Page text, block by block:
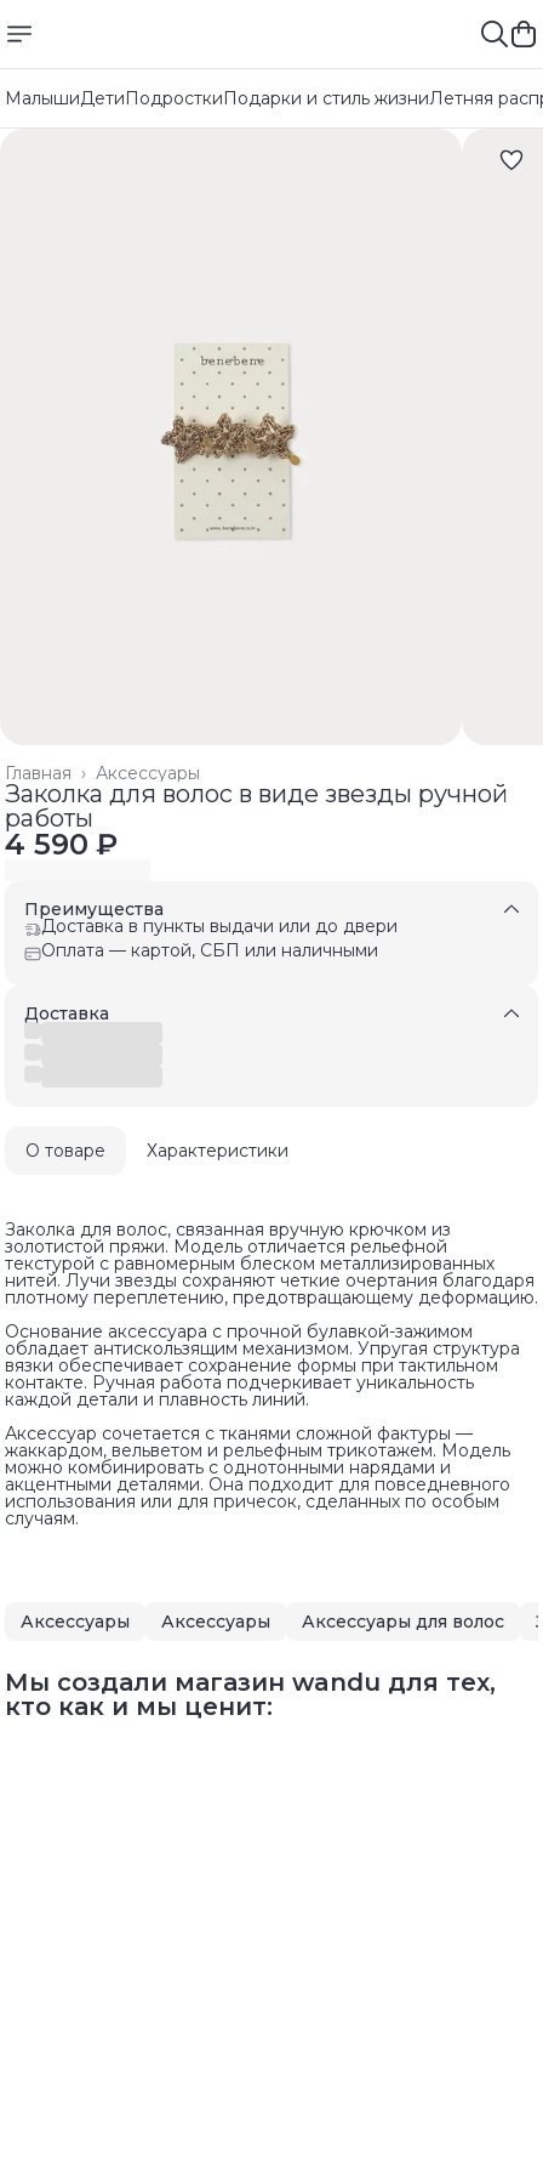
МалышиДетиПодросткиПодарки и стиль жизниЛетняя
Аксессуары
Главная ›
Заколка для волос в виде звезды ручной
работы
4 590 ₽
Преимущества
Доставка в пункты выдачи или до двери
Оплата — картой, СБП или наличными
Доставка
О товаре Характеристики
Заколка для волос, связанная вручную крючком из
золотистой пряжи. Модель отличается рельефной
текстурой с равномерным блеском металлизированных
нитей. Лучи звезды сохраняют четкие очертания благодаря
плотному переплетению, предотвращающему деформацию.
Основание аксессуара с прочной булавкой-зажимом
обладает антискользящим механизмом. Упругая структура
вязки обеспечивает сохранение формы при тактильном
контакте. Ручная работа подчеркивает уникальность
каждой детали и плавность линий.
Аксессуар сочетается с тканями сложной фактуры —
жаккардом, вельветом и рельефным трикотажем. Модель
можно комбинировать с однотонными нарядами и
акцентными деталями. Она подходит для повседневного
использования или для причесок, сделанных по особым
случаям.
Аксессуары Аксессуары Аксессуары для волос
Мы создали магазин wandu для тех,
кто как и мы ценит: